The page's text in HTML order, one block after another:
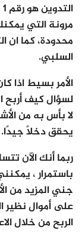
مرونة التي
محدودة، كما ان
السلبي.
الأمر بسيط اذا
لسؤال كيف أربح
لا بأس به من
يحقق دخلاً جيدًا.
ربما أنك الآن
باستمرار ،
جني المزيد من
على أموال نظير
الربح من خلال